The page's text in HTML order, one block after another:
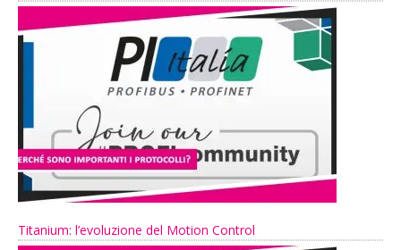
Titanium: l’evoluzione del Motion Control